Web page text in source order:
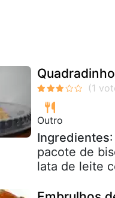
Outro
Ingredientes
pacote de
lata de leite